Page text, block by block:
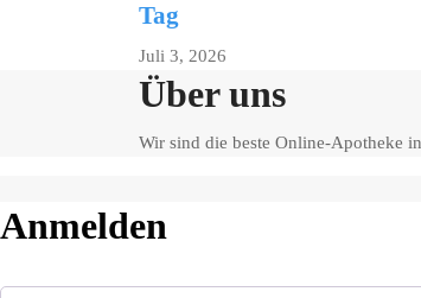
Tag
Juli 3, 2026
Über uns
Wir sind die beste Online-Apotheke
Anmelden